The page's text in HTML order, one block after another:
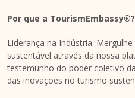
Por que a TourismEmbassy®?
Liderança na Indústria:
sustentável através da nossa
testemunho do poder coletivo
das inovações no turismo